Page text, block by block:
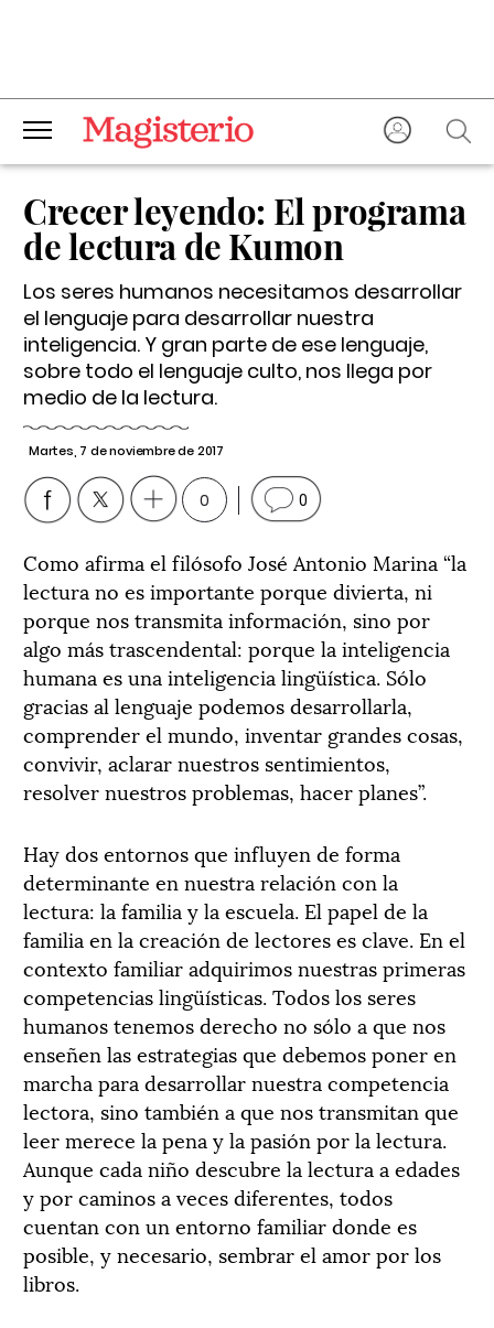
Crecer leyendo: El programa
de lectura de Kumon
Los seres humanos necesitamos desarrollar
el lenguaje pa­­ra desarrollar nuestra
inteligencia. Y gran parte de ese lenguaje,
sobre todo el lenguaje culto, nos llega por
medio de la lectura.
Martes, 7 de noviembre de 2017
0 0
Como afirma el filósofo José Antonio Marina “la
lectura no es importante porque divierta, ni
porque nos transmita información, sino por
algo más trascendental: porque la inteligencia
humana es una inteligencia lingüística. Sólo
gracias al lenguaje podemos desarrollarla,
comprender el mundo, inventar grandes cosas,
convivir, aclarar nuestros sentimientos,
resolver nuestros problemas, hacer planes”.
Hay dos entornos que influyen de forma
determinante en nuestra relación con la
lectura: la familia y la escuela. El papel de la
familia en la creación de lectores es clave. En el
contexto familiar adquirimos nuestras primeras
competencias lingüísticas. Todos los seres
humanos tenemos derecho no sólo a que nos
enseñen las estrategias que debemos poner en
marcha para desarrollar nuestra competencia
lectora, sino también a que nos transmitan que
leer merece la pena y la pasión por la lectura.
Aunque cada niño descubre la lectura a edades
y por caminos a veces diferentes, todos
cuentan con un entorno familiar donde es
posible, y necesario, sembrar el amor por los
libros.